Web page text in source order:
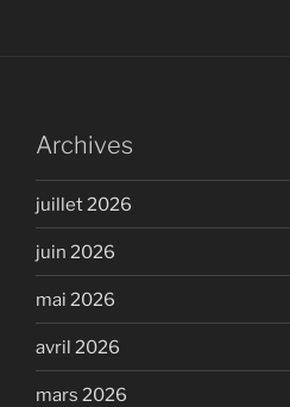
Archives
juillet 2026
juin 2026
mai 2026
avril 2026
mars 2026